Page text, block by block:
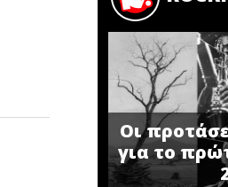
Οι
για το